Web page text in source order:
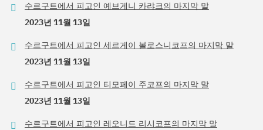
수르구트에서 피고인 예브게니 카랴크의 마지막 말
2023년 11월 13일
수르구트에서 피고인 세르게이 볼로스니코프의 마지막 말
2023년 11월 13일
수르구트에서 피고인 티모페이 주코프의 마지막 말
2023년 11월 13일
수르구트에서 피고인 레오니드 리시코프의 마지막 말